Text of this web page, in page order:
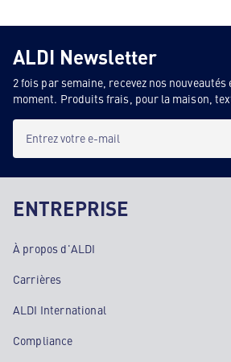
ALDI Newsletter
2 fois par semaine, recevez nos
moment. Produits frais, pour la maison,
Entrez votre e-mail
ENTREPRISE
À propos d'ALDI
Carrières
ALDI International
Compliance